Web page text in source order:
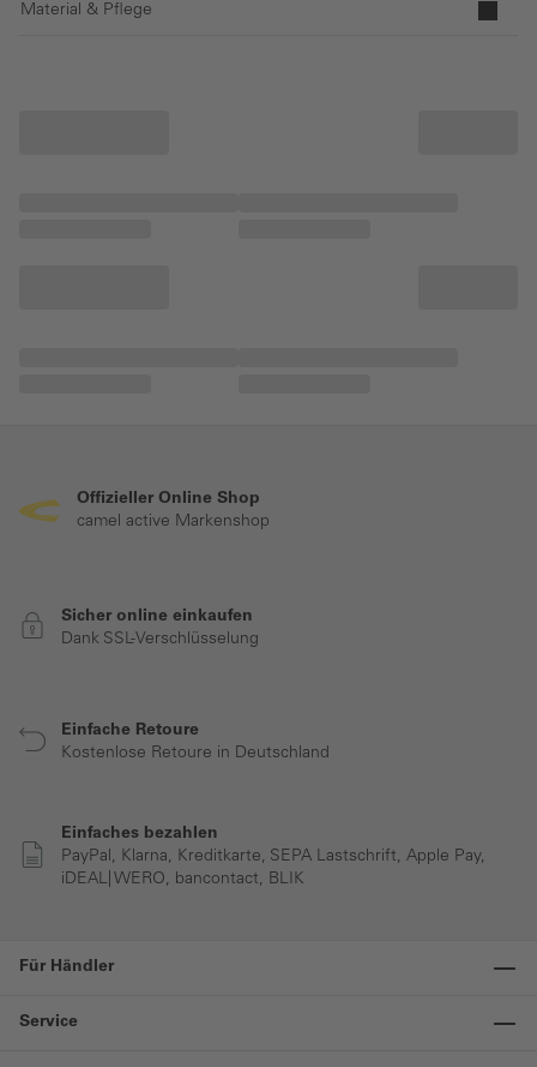
Material & Pflege
Offizieller Online Shop
camel active Markenshop
Sicher online einkaufen
Dank SSL-Verschlüsselung
Einfache Retoure
Kostenlose Retoure in Deutschland
Einfaches bezahlen
PayPal, Klarna, Kreditkarte, SEPA Lastschrift, Apple Pay,
iDEAL| WERO, bancontact, BLIK
Für Händler
Service